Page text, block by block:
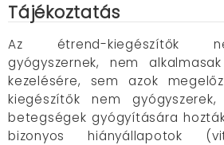
Tájékoztatás
Az étrend-kiegészítők
gyógyszernek, nem
kezelésére, sem azok
kiegészítők nem
betegségek gyógyítására
bizonyos hiányállapotok